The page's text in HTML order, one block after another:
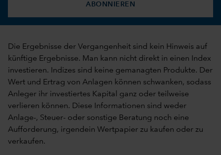
ABONNIEREN
Die Ergebnisse der Vergangenheit sind kein Hinweis auf
künftige Ergebnisse. Man kann nicht direkt in einen Index
investieren. Indizes sind keine gemanagten Produkte. Der
Wert und Ertrag von Anlagen können schwanken, sodass
Anleger ihr investiertes Kapital ganz oder teilweise
verlieren können. Diese Informationen sind weder
Anlage-, Steuer- oder sonstige Beratung noch eine
Aufforderung, irgendein Wertpapier zu kaufen oder zu
verkaufen.